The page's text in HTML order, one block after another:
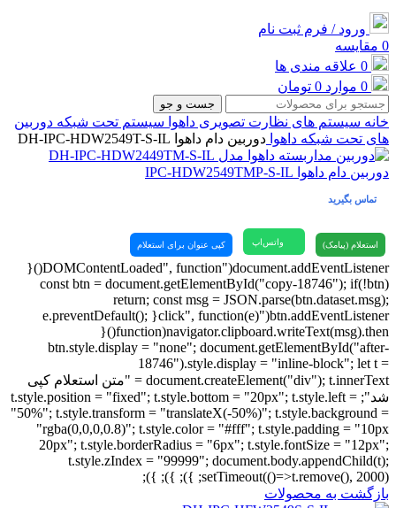
ورود / فرم ثبت نام
0 مقایسه
0 علاقه مندی ها
0 موارد 0 تومان
جست و جو
خانه سیستم های نظارت تصویری داهوا سیستم تحت شبکه دوربین
های تحت شبکه داهوا دوربین دام داهوا DH-IPC-HDW2549T-S-IL
دوربین دام داهوا IPC-HDW2549TMP-S-IL
تماس بگیرید
استعلام (پیامک) واتس‌اپ کپی عنوان برای استعلام
document.addEventListener("DOMContentLoaded", function(){
const btn = document.getElementById("copy-18746"); if(!btn)
return; const msg = JSON.parse(btn.dataset.msg);
btn.addEventListener("click", function(e){ e.preventDefault();
navigator.clipboard.writeText(msg).then(function(){
btn.style.display = "none"; document.getElementById("after-
18746").style.display = "inline-block"; let t =
document.createElement("div"); t.innerText = "متن استعلام کپی
شد"; t.style.position = "fixed"; t.style.bottom = "20px"; t.style.left =
"50%"; t.style.transform = "translateX(-50%)"; t.style.background =
"rgba(0,0,0,0.8)"; t.style.color = "#fff"; t.style.padding = "10px
20px"; t.style.borderRadius = "6px"; t.style.fontSize = "12px";
t.style.zIndex = "99999"; document.body.appendChild(t);
setTimeout(()=>t.remove(), 2000); }); }); });
بازگشت به محصولات